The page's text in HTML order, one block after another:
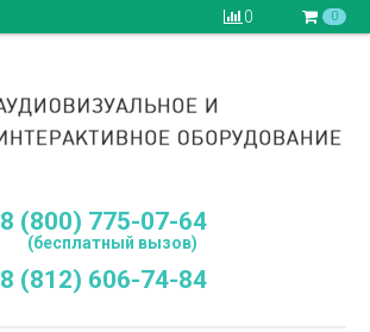
0 0
8 (800) 775-07-64
(бесплатный вызов)
8 (812) 606-74-84